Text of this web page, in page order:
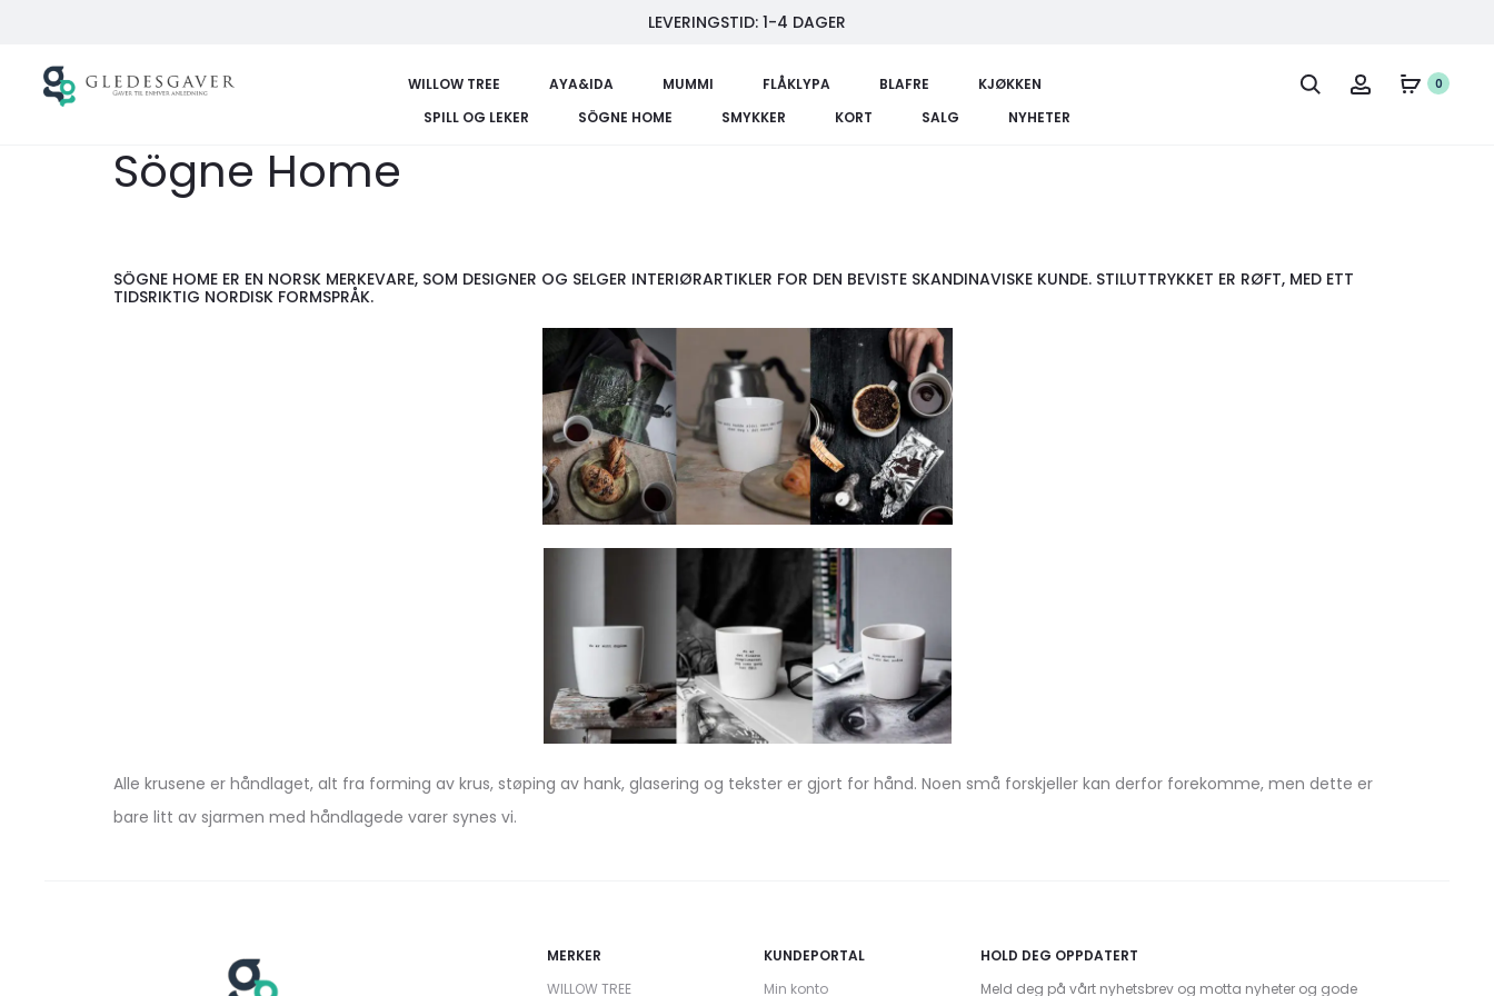
LEVERINGSTID: 1-4 DAGER
WILLOW TREE AYA&IDA MUMMI FLÅKLYPA BLAFRE
KJØKKEN
SPILL OG LEKER
SÖGNE HOME SMYKKER KORT SALG NYHETER
0
Sögne Home
SÖGNE HOME ER EN NORSK MERKEVARE, SOM DESIGNER OG SELGER INTERIØRARTIKLER FOR DEN BEVISTE SKANDINAVISKE KUNDE. STILUTTRYKKET ER RØFT, MED ETT
TIDSRIKTIG NORDISK FORMSPRÅK.
Alle krusene er håndlaget, alt fra forming av krus, støping av hank, glasering og tekster er gjort for hånd. Noen små forskjeller kan derfor forekomme, men dette er
bare litt av sjarmen med håndlagede varer synes vi.
MERKER
WILLOW TREE
KUNDEPORTAL
Min konto
HOLD DEG OPPDATERT
Meld deg på vårt nyhetsbrev og motta nyheter og gode